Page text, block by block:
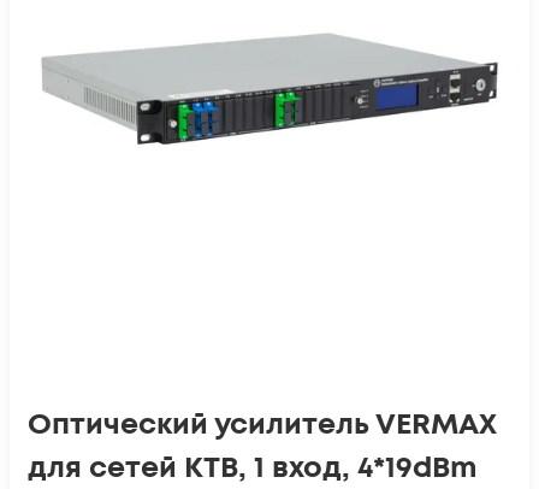
Оптический усилитель VERMAX
для сетей КТВ, 1 вход, 4*19dBm